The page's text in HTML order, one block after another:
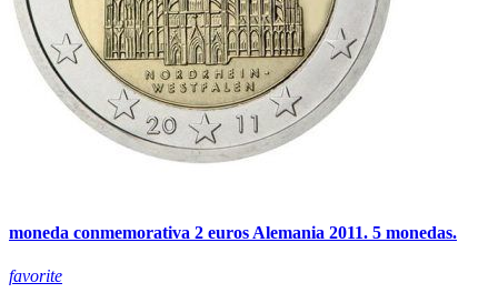
moneda conmemorativa 2 euros Alemania 2011. 5 monedas.
favorite